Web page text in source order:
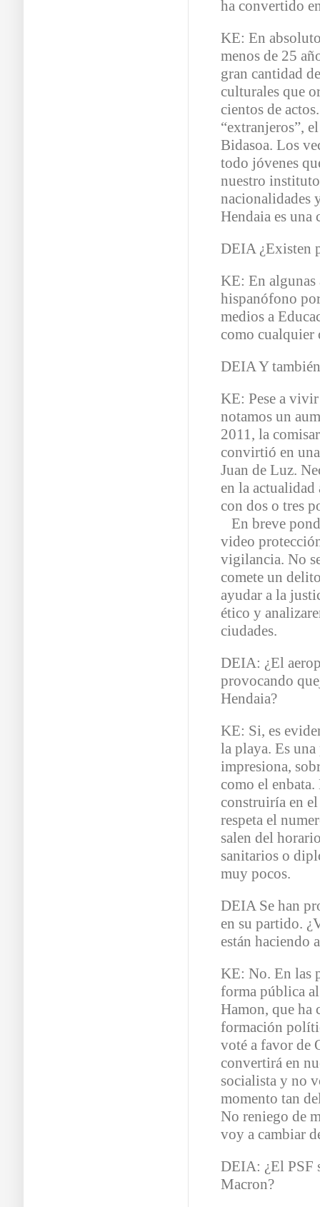
ha convertido
KE: En
menos de 25
gran cantidad
culturales que
cientos de
“extranjeros”,
Bidasoa. Los
todo jóvenes
nuestro
nacionalidades
Hendaia es una
DEIA ¿Existen
KE: En algunas
hispanófono
medios a
como
DEIA Y
KE: Pese a
notamos un
2011, la
convirtió en
Juan de Luz.
en la
con dos o tres
En breve
video
vigilancia. No
comete un
ayudar a la
ético y
ciudades.
DEIA: ¿El
provocando
Hendaia?
KE: Si, es
la playa. Es
impresiona,
como el
construiría en
respeta el
salen del
sanitarios o
muy pocos.
DEIA Se han
en su partido.
están haciendo
KE: No. En las
forma pública
Hamon, que ha
formación
voté a favor de
convertirá en
socialista y no
momento tan
No reniego de
voy a cambiar
DEIA: ¿El PSF
Macron?